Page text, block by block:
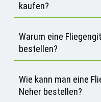
kaufen?
Warum eine
bestellen?
Wie kann man eine
Neher bestellen?